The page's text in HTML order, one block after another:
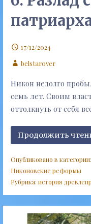
17/12/2024
belstarover
Никон недолго
семь лет. Своим
оттолкнуть от себя
Продолжить
Опубликовано в категории:
Никоновские реформы
Рубрика: история